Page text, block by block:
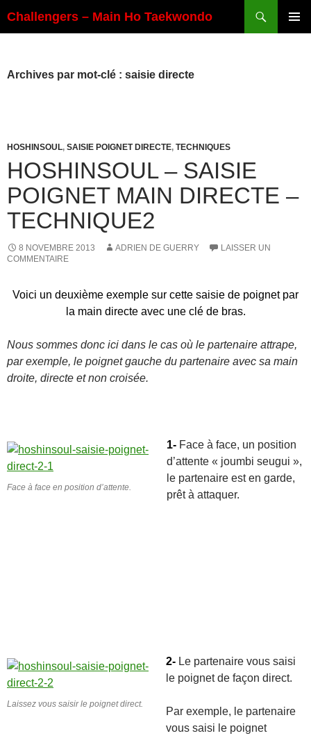
au
Challengers – Main Ho Taekwondo
Archives par mot-clé : saisie directe
HOSHINSOUL, SAISIE POIGNET DIRECTE, TECHNIQUES
HOSHINSOUL – SAISIE
POIGNET MAIN DIRECTE –
TECHNIQUE2
8 NOVEMBRE 2013 ADRIEN DE GUERRY
LAISSER UN
COMMENTAIRE
Voici un deuxième exemple sur cette saisie de poignet par
la main directe avec une clé de bras.
Nous sommes donc ici dans le cas où le partenaire attrape,
par exemple, le poignet gauche du partenaire avec sa main
droite, directe et non croisée.
Face à face en position d’attente.
1- Face à face, un position
d’attente « joumbi seugui »,
le partenaire est en garde,
prêt à attaquer.
Laissez vous saisir le poignet direct.
2- Le partenaire vous saisi
le poignet de façon direct.
Par exemple, le partenaire
vous saisi le poignet